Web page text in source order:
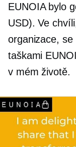
EUNOIA bylo
USD). Ve
organizace,
taškami
v mém životě.